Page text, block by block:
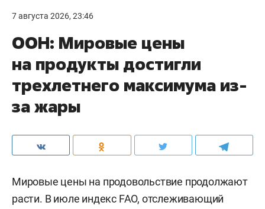
7 августа 2026, 23:46
ООН: Мировые цены
на продукты достигли
трехлетнего максимума из-
за жары
Мировые цены на продовольствие продолжают
расти. В июле индекс FAO, отслеживающий